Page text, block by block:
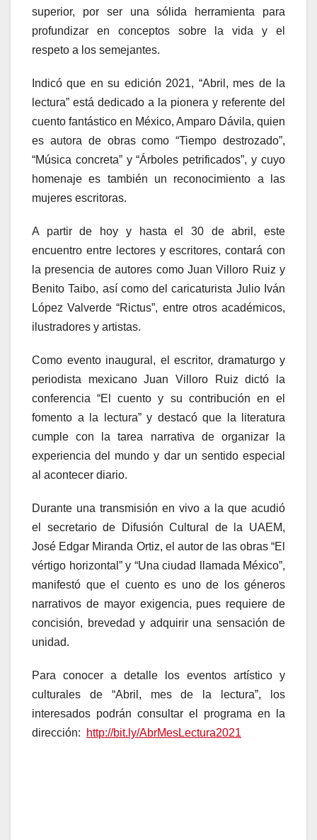
superior, por ser una sólida herramienta para
profundizar en conceptos sobre la vida y el
respeto a los semejantes.
Indicó que en su edición 2021, “Abril, mes de la
lectura” está dedicado a la pionera y referente del
cuento fantástico en México, Amparo Dávila, quien
es autora de obras como “Tiempo destrozado”,
“Música concreta” y “Árboles petrificados”, y cuyo
homenaje es también un reconocimiento a las
mujeres escritoras.
A partir de hoy y hasta el 30 de abril, este
encuentro entre lectores y escritores, contará con
la presencia de autores como Juan Villoro Ruiz y
Benito Taibo, así como del caricaturista Julio Iván
López Valverde “Rictus”, entre otros académicos,
ilustradores y artistas.
Como evento inaugural, el escritor, dramaturgo y
periodista mexicano Juan Villoro Ruiz dictó la
conferencia “El cuento y su contribución en el
fomento a la lectura” y destacó que la literatura
cumple con la tarea narrativa de organizar la
experiencia del mundo y dar un sentido especial
al acontecer diario.
Durante una transmisión en vivo a la que acudió
el secretario de Difusión Cultural de la UAEM,
José Edgar Miranda Ortiz, el autor de las obras “El
vértigo horizontal” y “Una ciudad llamada México”,
manifestó que el cuento es uno de los géneros
narrativos de mayor exigencia, pues requiere de
concisión, brevedad y adquirir una sensación de
unidad.
Para conocer a detalle los eventos artístico y
culturales de “Abril, mes de la lectura”, los
interesados podrán consultar el programa en la
dirección:
http://bit.ly/AbrMesLectura2021